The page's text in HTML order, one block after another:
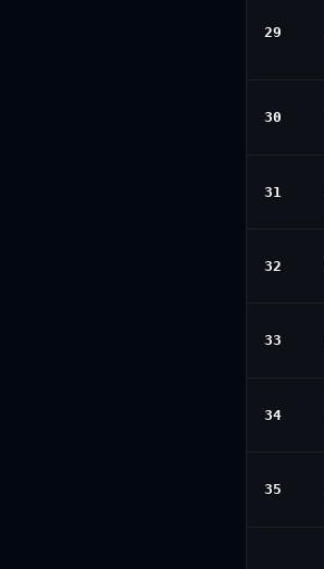
29
30
31
32
33
34
35